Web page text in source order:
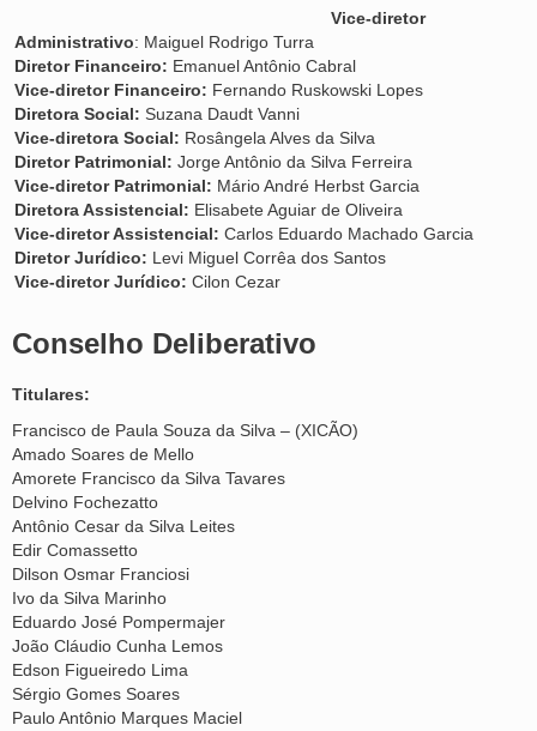
Vice-diretor
Administrativo: Maiguel Rodrigo Turra
Diretor Financeiro: Emanuel Antônio Cabral
Vice-diretor Financeiro: Fernando Ruskowski Lopes
Diretora Social: Suzana Daudt Vanni
Vice-diretora Social: Rosângela Alves da Silva
Diretor Patrimonial: Jorge Antônio da Silva Ferreira
Vice-diretor Patrimonial: Mário André Herbst Garcia
Diretora Assistencial: Elisabete Aguiar de Oliveira
Vice-diretor Assistencial: Carlos Eduardo Machado Garcia
Diretor Jurídico: Levi Miguel Corrêa dos Santos
Vice-diretor Jurídico: Cilon Cezar
Conselho Deliberativo
Titulares:
Francisco de Paula Souza da Silva – (XICÃO)
Amado Soares de Mello
Amorete Francisco da Silva Tavares
Delvino Fochezatto
Antônio Cesar da Silva Leites
Edir Comassetto
Dilson Osmar Franciosi
Ivo da Silva Marinho
Eduardo José Pompermajer
João Cláudio Cunha Lemos
Edson Figueiredo Lima
Sérgio Gomes Soares
Paulo Antônio Marques Maciel